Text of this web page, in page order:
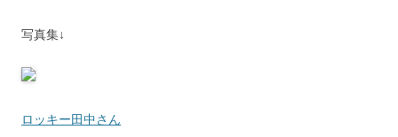
写真集↓
ロッキー田中さん